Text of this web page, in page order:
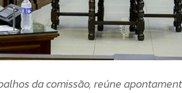
da comissão, reúne